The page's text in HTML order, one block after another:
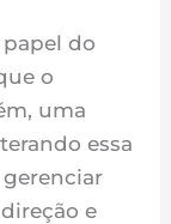
do
o
uma
essa
e